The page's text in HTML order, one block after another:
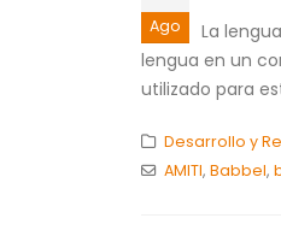
Ago
La
lengua en un
utilizado para
Desarrollo y
AMITI, Babbel,